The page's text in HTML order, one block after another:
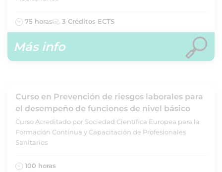
75 horas 3 Créditos ECTS
Más info
Curso en Prevención de riesgos laborales para
el desempeño de funciones de nivel básico
Curso Acreditado por Sociedad Científica Europea para la
Formación Continua y Capacitación de Profesionales
Sanitarios
100 horas